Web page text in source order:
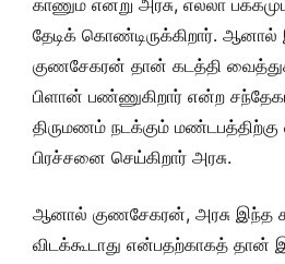
காணும் என்று அரசு, எல்லா
தேடிக் கொண்டிருக்கிறார்.
குணசேகரன் தான் கடத்தி
பிளான் பண்ணுகிறார் என்ற
திருமணம் நடக்கும்
பிரச்சனை செய்கிறார் அரசு.
ஆனால் குணசேகரன், அரசு
விடக்கூடாது என்பதற்காகத் தான்